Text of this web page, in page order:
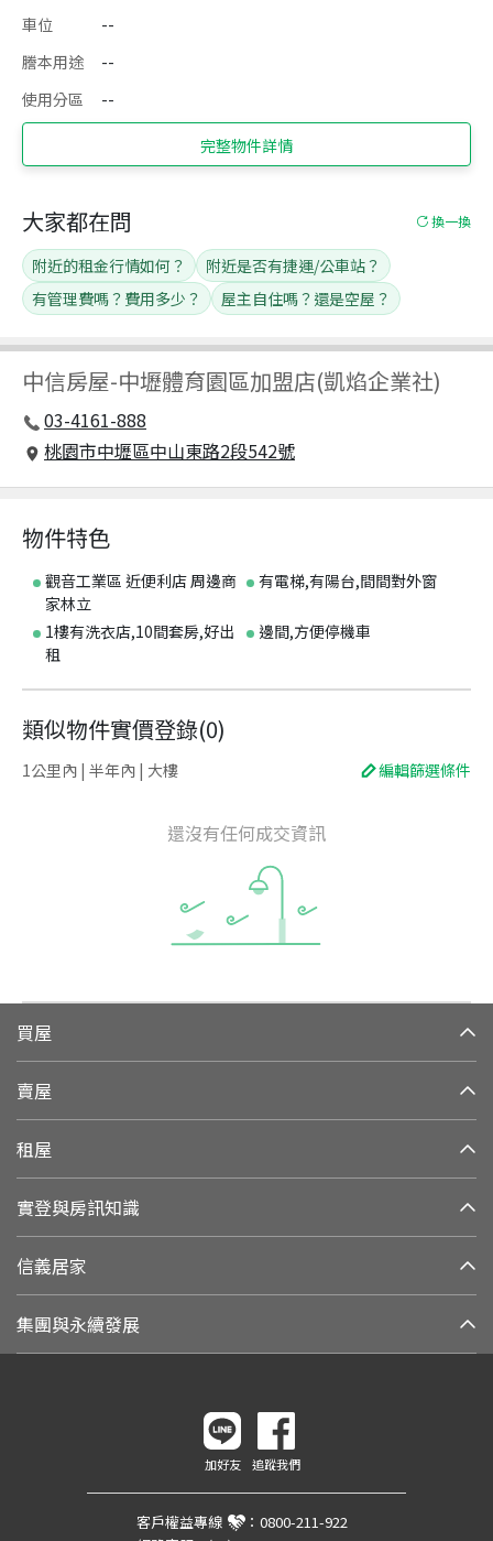
車位
--
謄本用途
--
使用分區
--
完整物件詳情
中信房屋-中壢體育園區加盟店(凱焰企業社)
03-4161-888
桃園市中壢區中山東路2段542號
大家都在問 換一換
附近的租金行情如何？
附近是否有捷運/公車站？
有管理費嗎？費用多少？
屋主自住嗎？還是空屋？
物件特色
觀音工業區 近便利店 周邊商
家林立
有電梯,有陽台,間間對外窗
1樓有洗衣店,10間套房,好出
租
邊間,方便停機車
類似物件實價登錄(0)
1公里內 | 半年內 | 大樓 編輯篩選條件
還沒有任何成交資訊
買屋
賣屋
租屋
實登與房訊知識
信義居家
集團與永續發展
加好友 追蹤我們
客戶權益專線 ： 0800-211-922